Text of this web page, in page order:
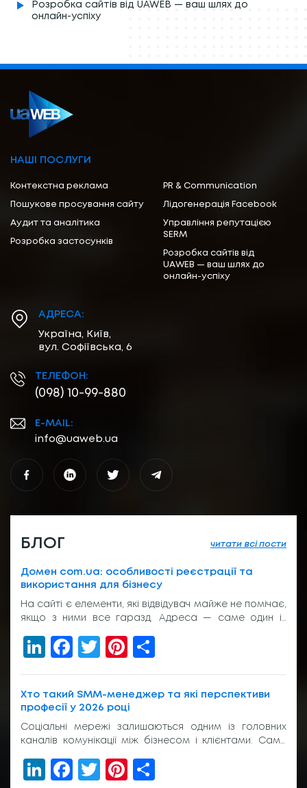
Розробка сайтів від UAWEB — ваш шлях до
онлайн-успіху
НАШІ ПОСЛУГИ
Контекстна реклама
Пошукове просування сайту
Аудит та аналітика
Розробка застосунків
PR & Communication
Лідогенерація Facebook
Управління репутацією
SERM
Розробка сайтів від
UAWEB — ваш шлях до
онлайн-успіху
АДРЕСА:
Україна, Київ,
вул. Софіївська, 6
ТЕЛЕФОН:
(098) 10-99-880
E-MAIL:
info@uaweb.ua
БЛОГ читати всі пости
Домен com.ua: особливості реєстрації та
використання для бізнесу
На сайті є елементи, які відвідувач майже не помічає,
якщо з ними все гаразд. Адреса — саме один із
рекламі, у листуванні з клієнтом, на вивісці біля входу
або в підписі менеджера. І якщо вона виглядає
звично, людина просто переходить далі. Без зайвих
LinkedIn
Facebook
TwitterPinterest
Хто такий SMM-менеджер та які перспективи
професії у 2026 році
Соціальні мережі залишаються одним із головних
каналів комунікації між бізнесом і клієнтами. Саме
просування компаній в Instagram, TikTok, Facebook,
YouTube та Telegram, продовжує зростати. Багатьох
LinkedIn
Facebook
TwitterPinterest